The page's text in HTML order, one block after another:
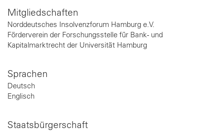
Mitgliedschaften
Norddeutsches Insolvenzforum Hamburg e.V.
Förderverein der Forschungsstelle für Bank- und
Kapitalmarktrecht der Universität Hamburg
Sprachen
Deutsch
Englisch
Staatsbürgerschaft